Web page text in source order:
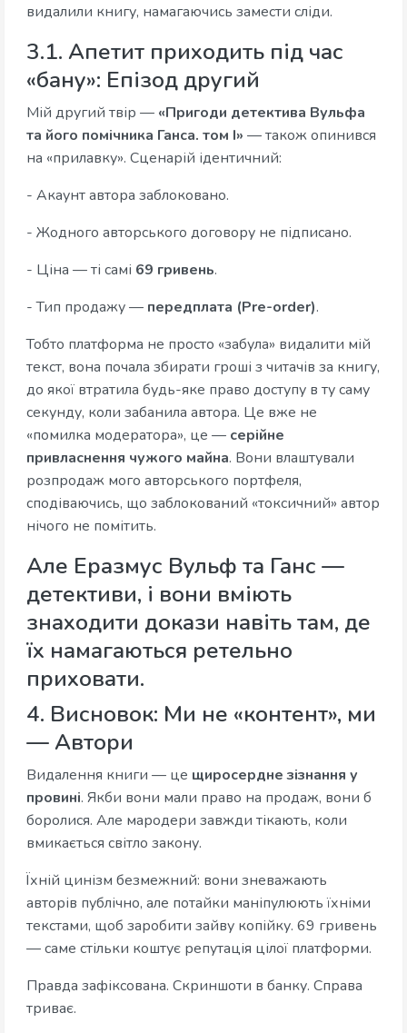
видалили книгу, намагаючись замести сліди.
3.1. Апетит приходить під час
«бану»: Епізод другий
Мій другий твір — «Пригоди детектива Вульфа
та його помічника Ганса. том І» — також опинився
на «прилавку». Сценарій ідентичний:
- Акаунт автора заблоковано.
- Жодного авторського договору не підписано.
- Ціна — ті самі 69 гривень.
- Тип продажу — передплата (Pre-order).
Тобто платформа не просто «забула» видалити мій
текст, вона почала збирати гроші з читачів за книгу,
до якої втратила будь-яке право доступу в ту саму
секунду, коли забанила автора. Це вже не
«помилка модератора», це — серійне
привласнення чужого майна. Вони влаштували
розпродаж мого авторського портфеля,
сподіваючись, що заблокований «токсичний» автор
нічого не помітить.
Але Еразмус Вульф та Ганс —
детективи, і вони вміють
знаходити докази навіть там, де
їх намагаються ретельно
приховати.
4. Висновок: Ми не «контент», ми
— Автори
Видалення книги — це щиросердне зізнання у
провині. Якби вони мали право на продаж, вони б
боролися. Але мародери завжди тікають, коли
вмикається світло закону.
Їхній цинізм безмежний: вони зневажають
авторів публічно, але потайки маніпулюють їхніми
текстами, щоб заробити зайву копійку. 69 гривень
— саме стільки коштує репутація цілої платформи.
Правда зафіксована. Скриншоти в банку. Справа
триває.